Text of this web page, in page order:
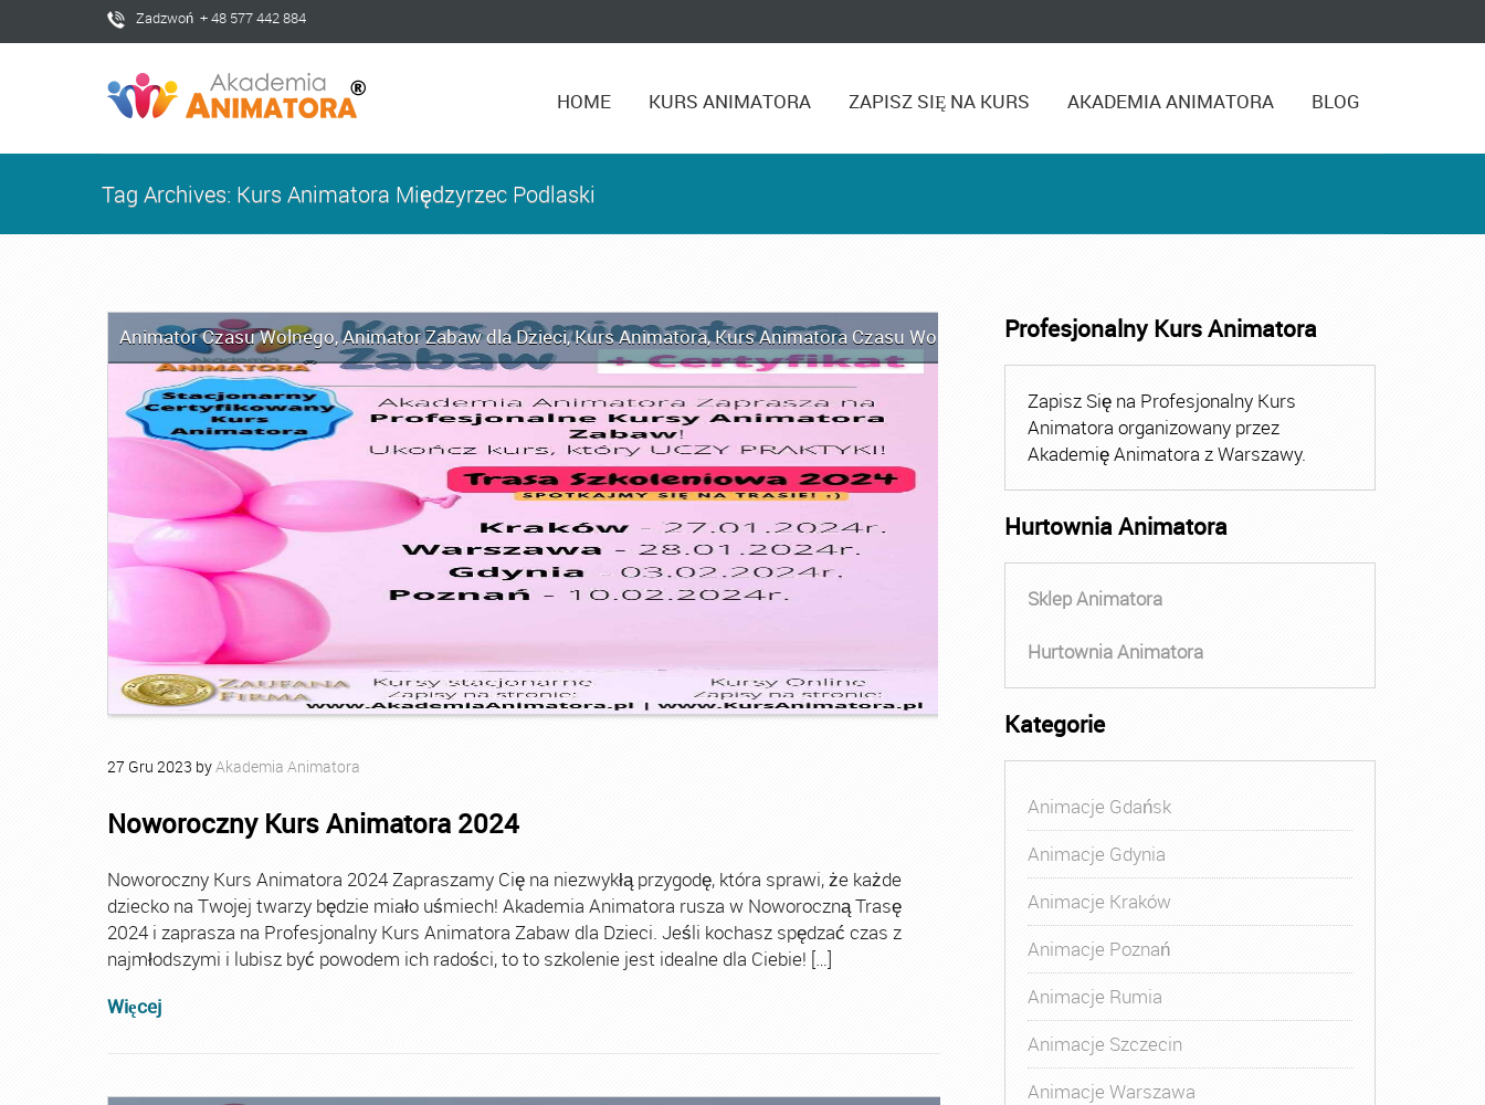
Zadzwoń + 48 577 442 884
HOME KURS ANIMATORA ZAPISZ SIĘ NA KURS AKADEMIA ANIMATORA BLOG
Tag Archives: Kurs Animatora Międzyrzec Podlaski
Animator Czasu Wolnego,Animator Zabaw dla Dzieci,Kurs Animatora,Kurs Animatora Czasu Wolnego Kurs Animatora Czasu Wolnego Warszawa
27 Gru 2023 byAkademia Animatora
Noworoczny Kurs Animatora 2024
Noworoczny Kurs Animatora 2024 Zapraszamy Cię na niezwykłą przygodę, która sprawi, że każde
dziecko na Twojej twarzy będzie miało uśmiech! Akademia Animatora rusza w Noworoczną Trasę
2024 i zaprasza na Profesjonalny Kurs Animatora Zabaw dla Dzieci. Jeśli kochasz spędzać czas z
najmłodszymi i lubisz być powodem ich radości, to to szkolenie jest idealne dla Ciebie! […]
Więcej
Profesjonalny Kurs Animatora
Zapisz Się na Profesjonalny Kurs
Animatora organizowany przez
Akademię Animatora z Warszawy.
Hurtownia Animatora
Sklep Animatora
Hurtownia Animatora
Kategorie
Animacje Gdańsk
Animacje Gdynia
Animacje Kraków
Animacje Poznań
Animacje Rumia
Animacje Szczecin
Animacje Warszawa